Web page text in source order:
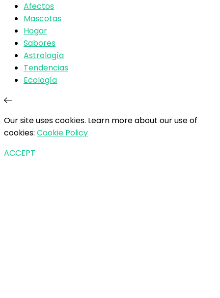
Afectos
Mascotas
Hogar
Sabores
Astrología
Tendencias
Ecología
Our site uses cookies. Learn more about our use of
cookies: Cookie Policy
ACCEPT